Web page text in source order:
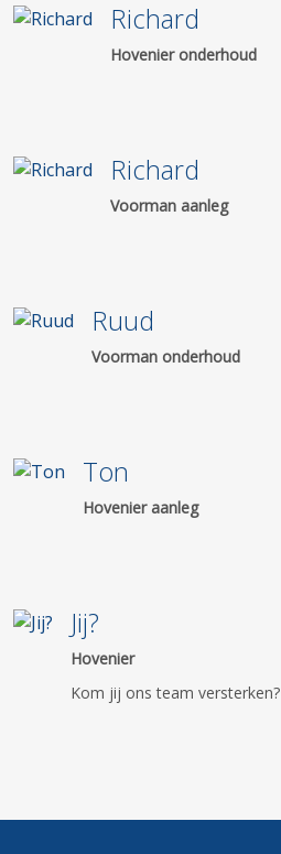
Richard
Hovenier onderhoud
Richard
Voorman aanleg
Ruud
Voorman onderhoud
Ton
Hovenier aanleg
Jij?
Hovenier
Kom jij ons team versterken?